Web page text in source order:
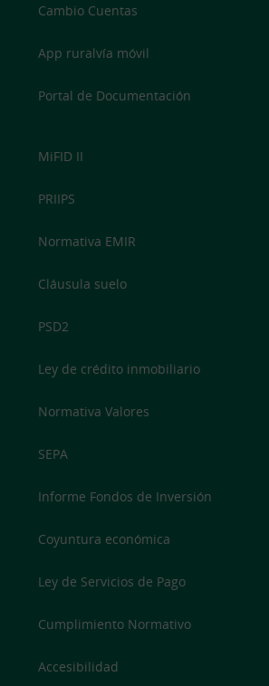
Cambio Cuentas
App ruralvía móvil
Portal de Documentación
MiFID II
PRIIPS
Normativa EMIR
Cláusula suelo
PSD2
Ley de crédito inmobiliario
Normativa Valores
SEPA
Informe Fondos de Inversión
Coyuntura económica
Ley de Servicios de Pago
Cumplimiento Normativo
Accesibilidad